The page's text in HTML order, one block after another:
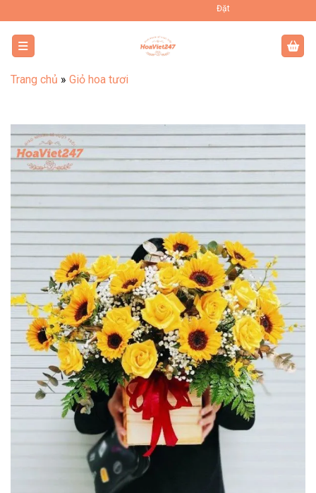
qua
dung
Đặt Hoa Tươi Online Uy Tín Toàn Quốc
Trang chủ » Giỏ hoa tươi